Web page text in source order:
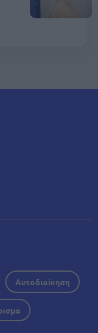
Αυτοδιοίκηση